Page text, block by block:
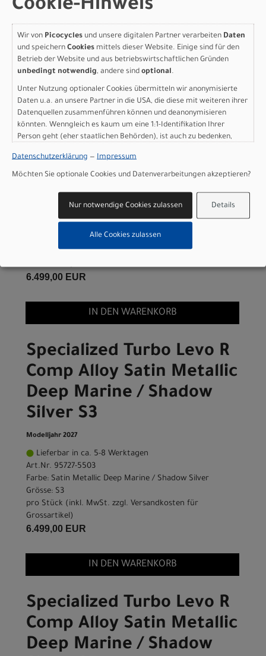
Art.Nr. 95727-5501
pro Stück (inkl. MwSt. zzgl.Versandkosten für
Grossartikel
6.499,00 EUR
Specialized Turbo Levo R
Comp Alloy Satin Metallic
Deep Marine / Shadow
Silver S2
Lieferbar in ca. 5-8 Werktagen
pro Stück (inkl. MwSt. zzgl.Versandkosten für
Grossartikel)
6.499,00 EUR
IN DEN WARENKORB
Specialized Turbo Levo R
Comp Alloy Satin Metallic
Deep Marine / Shadow
Silver S3
Modelljahr 2027
Lieferbar in ca. 5-8 Werktagen
Art.Nr. 95727-5503
Farbe: Satin Metallic Deep Marine / Shadow Silver
Grösse: S3
pro Stück (inkl. MwSt. zzgl. Versandkosten für
Grossartikel)
6.499,00 EUR
IN DEN WARENKORB
Specialized Turbo Levo R
Comp Alloy Satin Metallic
Deep Marine / Shadow
Cookie-Hinweis
Wir von Picocycles und unsere digitalen Partner verarbeiten Daten
und speichern Cookies mittels dieser Website. Einige sind für den
Betrieb der Website und aus betriebswirtschaftlichen Gründen
unbedingt notwendig, andere sind optional.
Unter Nutzung optionaler Cookies übermitteln wir anonymisierte
Daten u.a. an unsere Partner in die USA, die diese mit weiteren ihrer
Datenquellen zusammenführen können und deanonymisieren
könnten. Wenngleich es kaum um eine 1:1-Identifikation Ihrer
Person geht (eher staatlichen Behörden), ist auch zu bedenken,
sind wie bei uns in der Europäischen Union.
Datenschutzerklärung — Impressum
Möchten Sie optionale Cookies und Datenverarbeitungen akzeptieren?
Details
Nur notwendige Cookies zulassen
Alle Cookies zulassen